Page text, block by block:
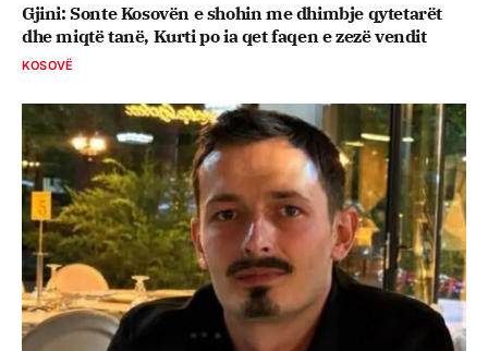
Gjini: Sonte Kosovën e shohin me dhimbje qytetarët
dhe miqtë tanë, Kurti po ia qet faqen e zezë vendit
KOSOVË